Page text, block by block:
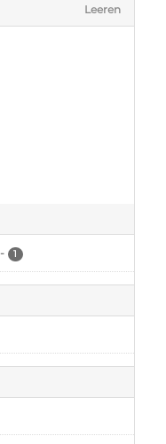
Leeren
- 1